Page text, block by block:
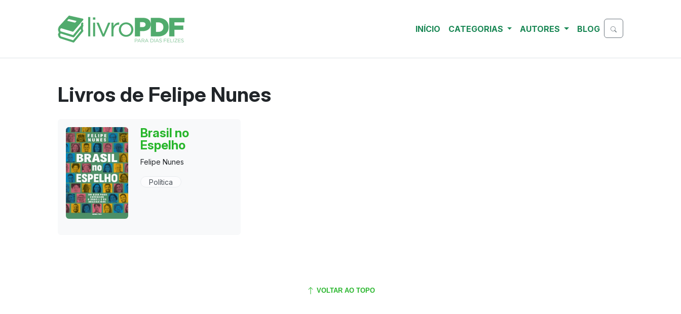
INÍCIO CATEGORIAS AUTORES BLOG
Livros de Felipe Nunes
Brasil no
Espelho
Felipe Nunes
Política
VOLTAR AO TOPO